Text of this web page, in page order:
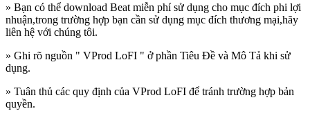
» Bạn có thể download Beat miễn phí sử dụng cho mục đích phi lợi
nhuận,trong trường hợp bạn cần sử dụng mục đích thương mại,hãy
liên hệ với chúng tôi.
» Ghi rõ nguồn " VProd LoFI " ở phần Tiêu Đề và Mô Tả khi sử
dụng.
» Tuân thủ các quy định của VProd LoFI để tránh trường hợp bản
quyền.